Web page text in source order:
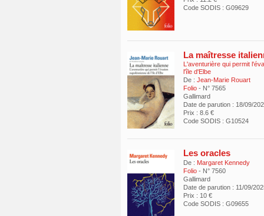
Code SODIS : G09629
La maîtresse
L'aventurière qui permit
l'île d'Elbe
De : Jean-Marie Rouart
Folio - N° 7565
Gallimard
Date de parution : 18/09/
Prix : 8.6 €
Code SODIS : G10524
Les oracles
De : Margaret Kennedy
Folio - N° 7560
Gallimard
Date de parution : 11/09/
Prix : 10 €
Code SODIS : G09655